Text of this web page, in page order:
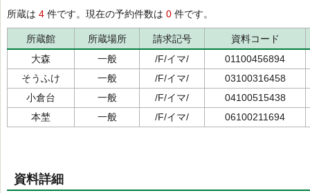
所蔵は 4 件です。現在の予約件数は 0 件です。
所蔵館 所蔵場所 請求記号
資料コード
大森
一般 /F/イマ/
01100456894
そうふけ
一般 /F/イマ/
03100316458
小倉台
一般 /F/イマ/
04100515438
本埜
一般 /F/イマ/ 06100211694
資料詳細